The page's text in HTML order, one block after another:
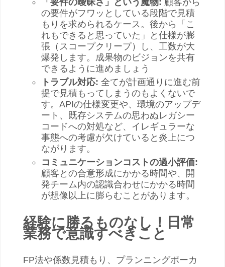
の要件がフワッとしている段階で見積
もりを求められるケース。後から「こ
れもできると思っていた」と仕様が膨
張（スコープクリープ）し、工数が大
爆発します。成果物のビジョンを共有
できるように進めましょう
トラブル対応: 全てが計画通りに進む前
提で見積もってしまうのもよくないで
す。APIの仕様変更や、環境のアップデ
ート、既存システムの思わぬレガシー
コードへの対処など、イレギュラーな
事態への考慮が欠けていると炎上につ
ながります。
コミュニケーションコストの過小評価:
顧客との合意形成にかかる時間や、開
発チーム内の認識合わせにかかる時間
が想像以上に膨らむことがあります。
経験に勝るものなし！日常
業務で意識すべきこと
FP法や係数見積もり、プランニングポーカ